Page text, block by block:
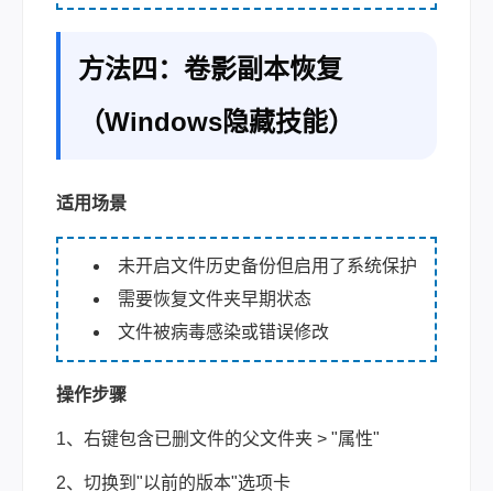
方法四：卷影副本恢复
（Windows隐藏技能）
适用场景
未开启文件历史备份但启用了系统保护
需要恢复文件夹早期状态
文件被病毒感染或错误修改
操作步骤
1、右键包含已删文件的父文件夹 > "属性"
2、切换到"以前的版本"选项卡